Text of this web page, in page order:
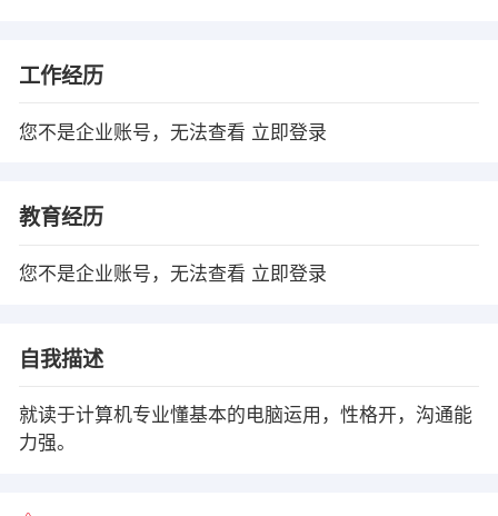
工作经历
您不是企业账号，无法查看 立即登录
教育经历
您不是企业账号，无法查看 立即登录
自我描述
就读于计算机专业懂基本的电脑运用，性格开，沟通能
力强。